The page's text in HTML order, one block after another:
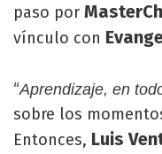
paso por
vínculo con
“Aprendizaje, en
sobre los
Entonces, Luis